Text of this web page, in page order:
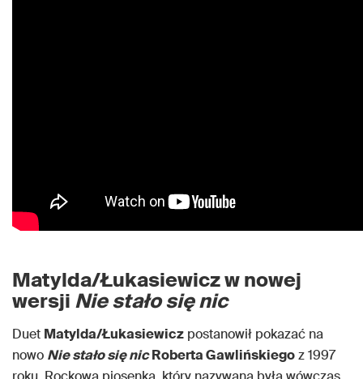
Matylda/Łukasiewicz w nowej
wersji Nie stało się nic
Duet Matylda/Łukasiewicz postanowił pokazać na
nowo Nie stało się nicRoberta Gawlińskiegoz 1997